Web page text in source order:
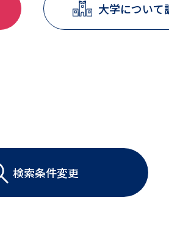
大学・短大の資料種類から請
専門学校の資料請求 大学院の資料請求
大学入学共通テスト「受験案内」の請求
大学入学共通テスト「受験上の配慮案内
大学について
検索条件変更